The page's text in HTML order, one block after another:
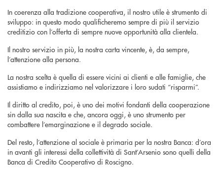
In coerenza alla tradizione cooperativa, il nostro utile è strumento di
sviluppo: in questo modo qualificheremo sempre di più il servizio
creditizio con l’offerta di sempre nuove opportunità alla clientela.
Il nostro servizio in più, la nostra carta vincente, è, da sempre,
l’attenzione alla persona.
La nostra scelta è quella di essere vicini ai clienti e alle famiglie, che
assistiamo e indirizziamo nel valorizzare i loro sudati “risparmi”.
Il diritto al credito, poi, è uno dei motivi fondanti della cooperazione
sin dalla sua nascita e che, ancora oggi, è uno strumento per
combattere l’emarginazione e il degrado sociale.
Del resto, l’attenzione al sociale è primaria per la nostra Banca: d’ora
in avanti gli interessi della collettività di Sant’Arsenio sono quelli della
Banca di Credito Cooperativo di Roscigno.